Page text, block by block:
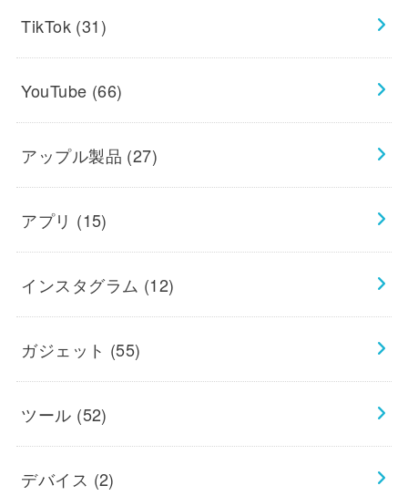
TikTok (31)
YouTube (66)
アップル製品 (27)
アプリ (15)
インスタグラム (12)
ガジェット (55)
ツール (52)
デバイス (2)